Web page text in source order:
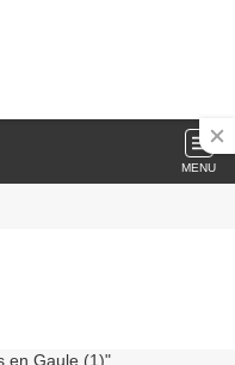
MENU